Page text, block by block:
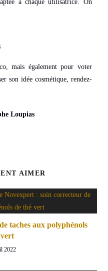
à chaque utilisatrice. On
mais également pour voter
son idée cosmétique, rendez-
Loupias
AIMER
taches aux polyphénols
2022